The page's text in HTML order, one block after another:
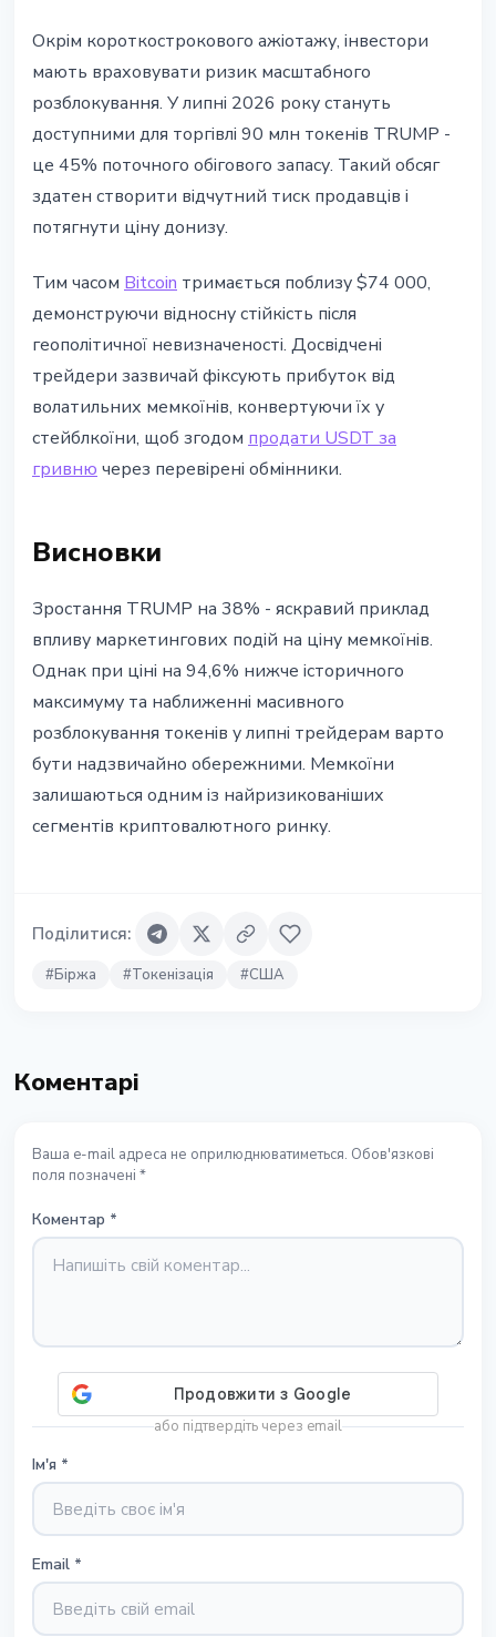
Окрім короткострокового ажіотажу, інвестори
мають враховувати ризик масштабного
розблокування. У липні 2026 року стануть
доступними для торгівлі 90 млн токенів TRUMP -
це 45% поточного обігового запасу. Такий обсяг
здатен створити відчутний тиск продавців і
потягнути ціну донизу.
Тим часом Bitcoin тримається поблизу $74 000,
демонструючи відносну стійкість після
геополітичної невизначеності. Досвідчені
трейдери зазвичай фіксують прибуток від
волатильних мемкоїнів, конвертуючи їх у
стейблкоїни, щоб згодом продати USDT за
гривню через перевірені обмінники.
Висновки
Зростання TRUMP на 38% - яскравий приклад
впливу маркетингових подій на ціну мемкоїнів.
Однак при ціні на 94,6% нижче історичного
максимуму та наближенні масивного
розблокування токенів у липні трейдерам варто
бути надзвичайно обережними. Мемкоїни
залишаються одним із найризикованіших
сегментів криптовалютного ринку.
Поділитися:
#Біржа #Токенізація #США
Коментарі
Ваша e-mail адреса не оприлюднюватиметься. Обов'язкові
поля позначені *
Коментар *
або підтвердіть через email
Ім'я *
Email *